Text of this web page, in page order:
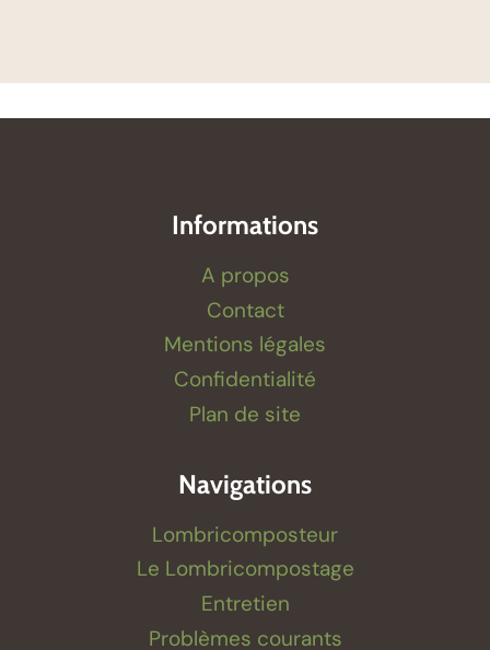
Informations
A propos
Contact
Mentions légales
Confidentialité
Plan de site
Navigations
Lombricomposteur
Le Lombricompostage
Entretien
Problèmes courants